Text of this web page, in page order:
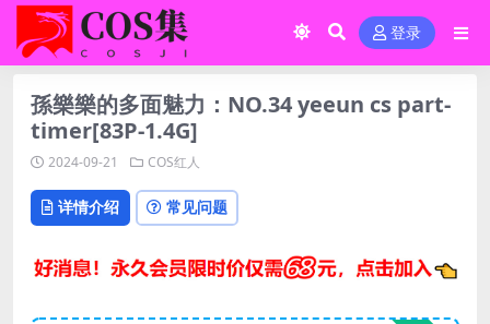
登录
孫樂樂的多面魅力：NO.34 yeeun cs part-
timer[83P-1.4G]
2024-09-21 COS红人
详情介绍 常见问题